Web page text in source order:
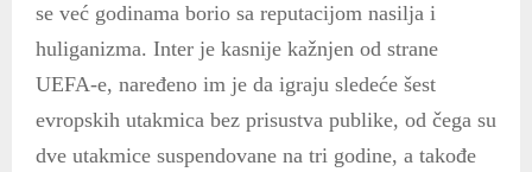
se već godinama borio sa reputacijom nasilja i
huliganizma. Inter je kasnije kažnjen od strane
UEFA-e, naređeno im je da igraju sledeće šest
evropskih utakmica bez prisustva publike, od čega su
dve utakmice suspendovane na tri godine, a takođe